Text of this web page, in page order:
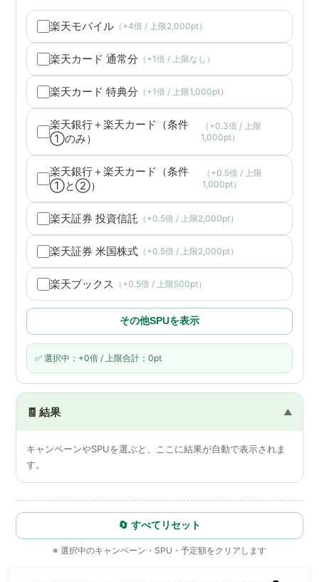
楽天モバイル （+4倍 / 上限2,000pt）
楽天カード 通常分 （+1倍 / 上限なし）
楽天カード 特典分 （+1倍 / 上限1,000pt）
楽天銀行＋楽天カード（条件
①のみ）
（+0.3倍 / 上限
1,000pt）
楽天銀行＋楽天カード（条件
①と②）
（+0.5倍 / 上限
1,000pt）
楽天証券 投資信託 （+0.5倍 / 上限2,000pt）
楽天証券 米国株式 （+0.5倍 / 上限2,000pt）
楽天ブックス （+0.5倍 / 上限500pt）
その他SPUを表示
✅ 選択中：+0倍 / 上限合計：0pt
🧾 結果
キャンペーンやSPUを選ぶと、ここに結果が自動で表示されま
す。
🔄 すべてリセット
※ 選択中のキャンペーン・SPU・予定額をクリアします